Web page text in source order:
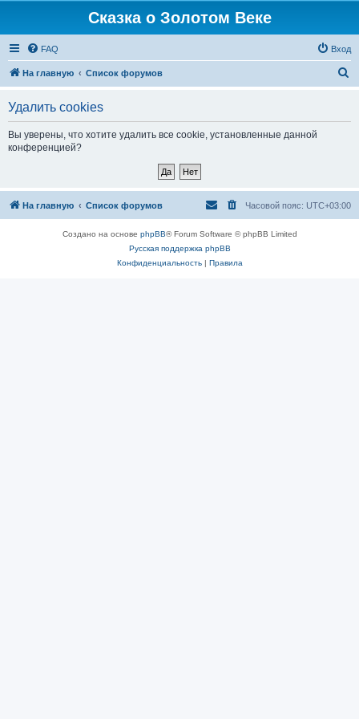
Сказка о Золотом Веке
FAQ Вход
На главную Список форумов
Удалить cookies
Вы уверены, что хотите удалить все cookie, установленные данной
конференцией?
На главную Список форумов Часовой пояс: UTC+03:00
Создано на основе phpBB® Forum Software © phpBB Limited
Русская поддержка phpBB
Конфиденциальность| Правила